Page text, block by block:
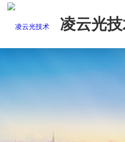
凌云光